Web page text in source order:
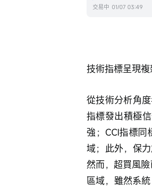
交易中 01/07 03:49
技術指標呈現
從技術分析角
指標發出積極
強；CCI指標
域；此外，保
然而，超買風
區域，雖然系